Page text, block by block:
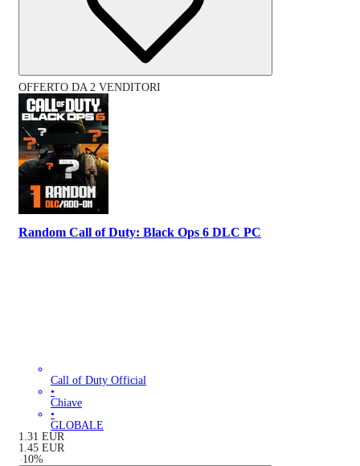
OFFERTO DA 2 VENDITORI
Random Call of Duty: Black Ops 6 DLC PC
Call of Duty Official
•
Chiave
•
GLOBALE
1.31 EUR
1.45 EUR
-10%